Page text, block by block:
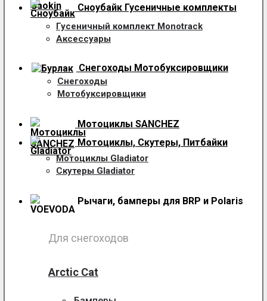
Сноубайк Гусеничные комплекты
Гусеничный комплект Monotrack
Аксессуары
Снегоходы Мотобуксировщики
Снегоходы
Мотобуксировщики
Мотоциклы SANCHEZ
Мотоциклы, Скутеры, Питбайки
Мотоциклы Gladiator
Скутеры Gladiator
Рычаги, бамперы для BRP и Polaris
Для снегоходов
Arctic Cat